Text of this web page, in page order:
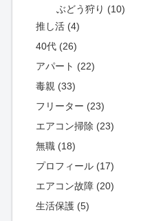
ぶどう狩り (10)
推し活 (4)
40代 (26)
アパート (22)
毒親 (33)
フリーター (23)
エアコン掃除 (23)
無職 (18)
プロフィール (17)
エアコン故障 (20)
生活保護 (5)